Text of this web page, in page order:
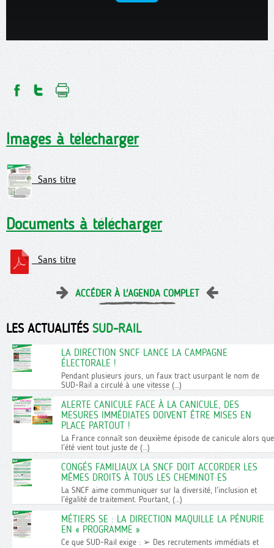
Images à télécharger
Sans titre
Documents à télécharger
Sans titre
ACCÉDER À L'AGENDA COMPLET
LES ACTUALITÉS SUD-RAIL
LA DIRECTION SNCF LANCE LA CAMPAGNE
ÉLECTORALE !
Pendant plusieurs jours, un faux tract usurpant le nom de
SUD-Rail a circulé à une vitesse (…)
ALERTE CANICULE FACE À LA CANICULE, DES
MESURES IMMÉDIATES DOIVENT ÊTRE MISES EN
PLACE PARTOUT !
La France connaît son deuxième épisode de canicule alors que
l’été vient tout juste de (…)
CONGÉS FAMILIAUX LA SNCF DOIT ACCORDER LES
MÊMES DROITS À TOUS LES CHEMINOT·ES
La SNCF aime communiquer sur la diversité, l’inclusion et
l’égalité de traitement. Pourtant, (…)
MÉTIERS SE : LA DIRECTION MAQUILLE LA PÉNURIE
EN « PROGRAMME »
Ce que SUD-Rail exige : ➢ Des recrutements immédiats et